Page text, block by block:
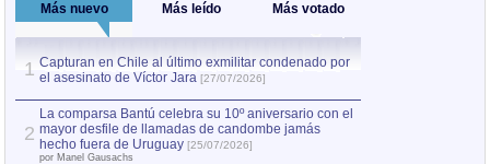
Más nuevo Más leído Más votado
1 Capturan en Chile al último exmilitar condenado por
el asesinato de Víctor Jara [27/07/2026]
2
La comparsa Bantú celebra su 10º aniversario con el
mayor desfile de llamadas de candombe jamás
hecho fuera de Uruguay [25/07/2026]
por Manel Gausachs